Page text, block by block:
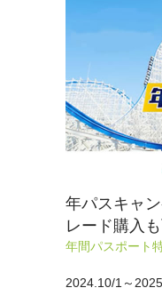
年パスキャ
レード購入も
年間パスポート
2024.10/1～